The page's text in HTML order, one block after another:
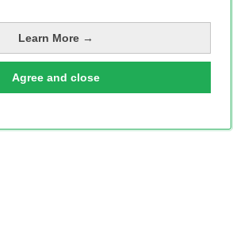
Learn More →
Agree and close